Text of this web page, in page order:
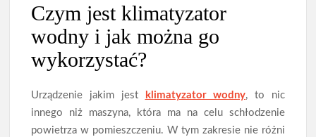
Czym jest klimatyzator
wodny i jak można go
wykorzystać?
Urządzenie jakim jest klimatyzator wodny, to nic
innego niż maszyna, która ma na celu schłodzenie
powietrza w pomieszczeniu. W tym zakresie nie różni